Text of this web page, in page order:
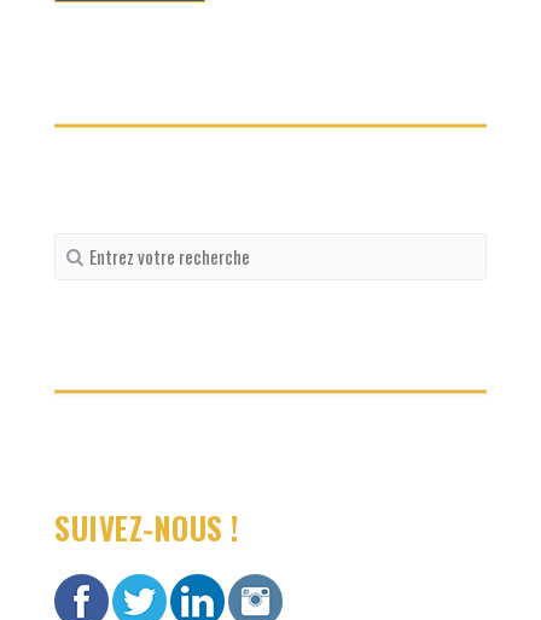
Recherche
pour
SUIVEZ-NOUS !